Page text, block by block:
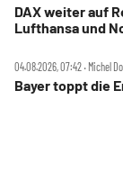
DAX weiter auf
Lufthansa und
04.08.2026, 07:42 ‧ Michel
Bayer toppt die